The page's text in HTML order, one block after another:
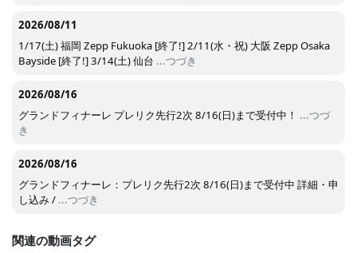
2026/08/11
1/17(土) 福岡 Zepp Fukuoka [終了!] 2/11(水・祝) 大阪 Zepp Osaka
Bayside [終了!] 3/14(土) 仙台 ...つづき
2026/08/16
グランドフィナーレ プレリク先行2次 8/16(日)まで受付中！ ...つづ
き
2026/08/16
グランドフィナーレ：プレリク先行2次 8/16(日)まで受付中 詳細・申
し込み / ...つづき
関連の動画タグ